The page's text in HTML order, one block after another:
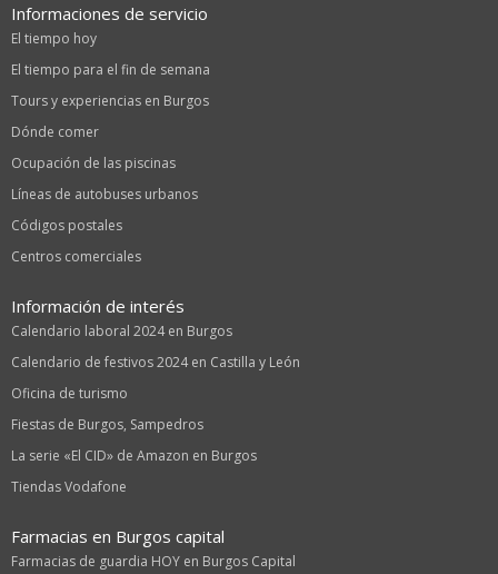
Informaciones de servicio
El tiempo hoy
El tiempo para el fin de semana
Tours y experiencias en Burgos
Dónde comer
Ocupación de las piscinas
Líneas de autobuses urbanos
Códigos postales
Centros comerciales
Información de interés
Calendario laboral 2024 en Burgos
Calendario de festivos 2024 en Castilla y León
Oficina de turismo
Fiestas de Burgos, Sampedros
La serie «El CID» de Amazon en Burgos
Tiendas Vodafone
Farmacias en Burgos capital
Farmacias de guardia HOY en Burgos Capital